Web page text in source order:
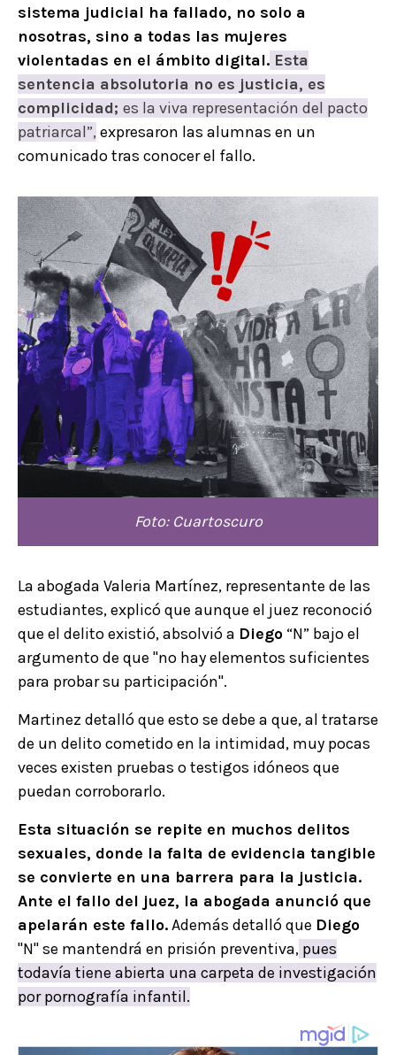
sistema judicial ha fallado, no solo a
nosotras, sino a todas las mujeres
violentadas en el ámbito digital. Esta
sentencia absolutoria no es justicia, es
complicidad; es la viva representación del pacto
patriarcal”, expresaron las alumnas en un
comunicado tras conocer el fallo.
Foto: Cuartoscuro
La abogada Valeria Martínez, representante de las
estudiantes, explicó que aunque el juez reconoció
que el delito existió, absolvió a Diego “N” bajo el
argumento de que "no hay elementos suficientes
para probar su participación".
Martinez detalló que esto se debe a que, al tratarse
de un delito cometido en la intimidad, muy pocas
veces existen pruebas o testigos idóneos que
puedan corroborarlo.
Esta situación se repite en muchos delitos
sexuales, donde la falta de evidencia tangible
se convierte en una barrera para la justicia.
Ante el fallo del juez, la abogada anunció que
apelarán este fallo.Además detalló que Diego
"N" se mantendrá en prisión preventiva, pues
todavía tiene abierta una carpeta de investigación
por pornografía infantil.